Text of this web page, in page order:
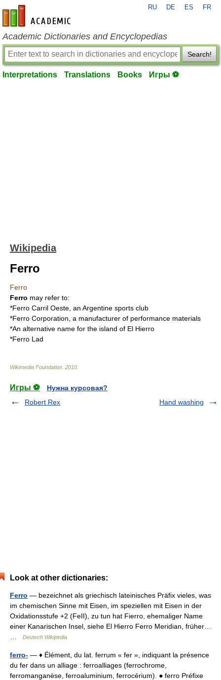
en-academic.com
RU DE ES FR
Academic Dictionaries and Encyclopedias
Search!
Interpretations Translations Books Игры ⚽
Wikipedia
Ferro
Ferro
Ferro may refer to:
*Ferro Carril Oeste , an Argentine sports club
*Ferro Corporation , a manufacturer of performance materials
*An alternative name for the island of El Hierro
*Ferro Lad
Wikimedia Foundation 2010
Игры ⚽
Нужна курсовая?
Robert Rex
Hand washing
Look at other dictionaries:
Ferro — bezeichnet als griechisch lateinisches Präfix vieles, was
im chemischen Sinne mit Eisen, im speziellen mit Eisen in der
Oxidationsstufe +2 (FeII), zu tun hat Fierro, ehemaliger Name
einer Kanarischen Insel, siehe El Hierro Ferro Meridian, früher…
Deutsch Wikipedia
ferro- — ♦ Élément, du lat. ferrum « fer », indiquant la présence
du fer dans un alliage : ferroalliages (ferrochrome,
ferromanganèse, ferroaluminium, ferrocérium). ● ferro Préfixe